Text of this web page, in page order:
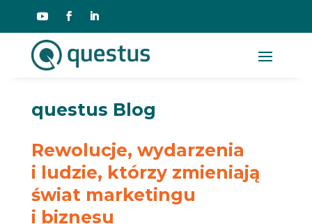
questus Blog
Rewolucje, wydarzenia
i ludzie, którzy zmieniają
świat marketingu
i biznesu